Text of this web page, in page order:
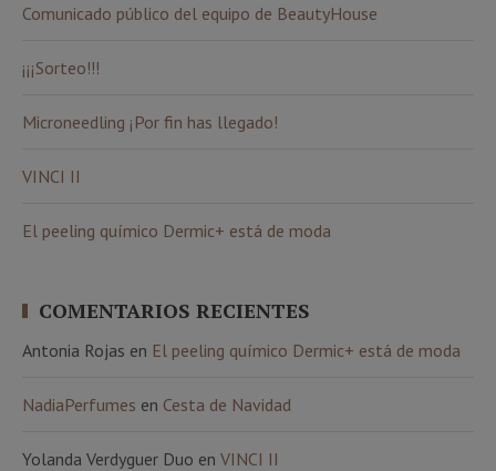
Comunicado público del equipo de BeautyHouse
¡¡¡Sorteo!!!
Microneedling ¡Por fin has llegado!
VINCI II
El peeling químico Dermic+ está de moda
COMENTARIOS RECIENTES
Antonia Rojas en El peeling químico Dermic+ está de moda
NadiaPerfumes en Cesta de Navidad
Yolanda Verdyguer Duo en VINCI II